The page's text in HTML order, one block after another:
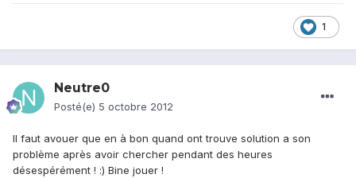
1
Neutre0
Posté(e) 5 octobre 2012
Il faut avouer que en à bon quand ont trouve solution a son
problème après avoir chercher pendant des heures
désespérément ! :) Bine jouer !